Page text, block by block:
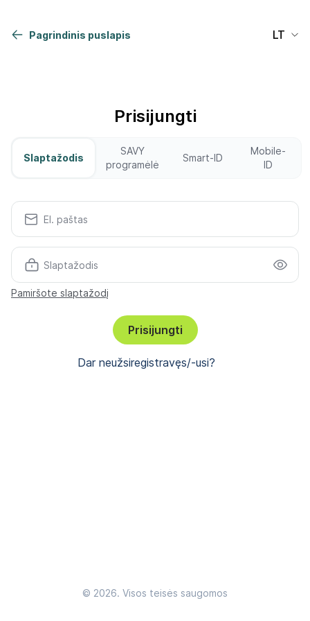
Pagrindinis puslapis
Prisijungti
Slaptažodis
SAVY
programėlė
Smart-ID
Mobile-
ID
El. paštas
Slaptažodis
Pamiršote slaptažodį
Prisijungti
Dar neužsiregistravęs/-usi?
© 2026. Visos teisės saugomos